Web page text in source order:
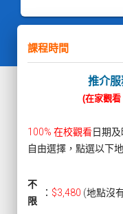
課程時間
推介服
(在家觀
100% 在校觀看日期及
自由選擇，點選以下
不
限
： $3,480 (地點沒